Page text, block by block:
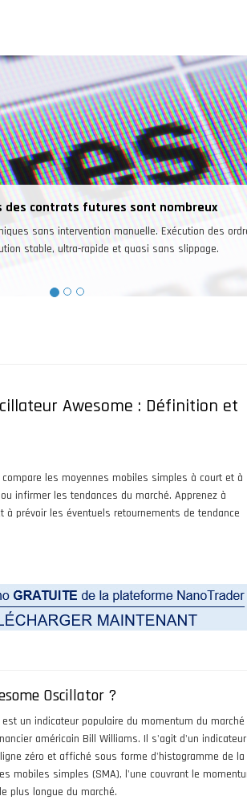
Une bonne raison pour trader les futures
trader sur un seul et même compte les
Awesome : Définition et
compare les moyennes mobiles simples à court et à
infirmer les tendances du marché. Apprenez à
à prévoir les éventuels retournements de tendance
Oscillator ?
un indicateur populaire du momentum du marché
américain Bill Williams. Il s'agit d'un indicateur
zéro et affiché sous forme d'histogramme de la
mobiles simples (SMA), l'une couvrant le
plus longue du marché.